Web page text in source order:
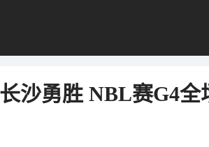
沙勇胜 NBL赛G4全